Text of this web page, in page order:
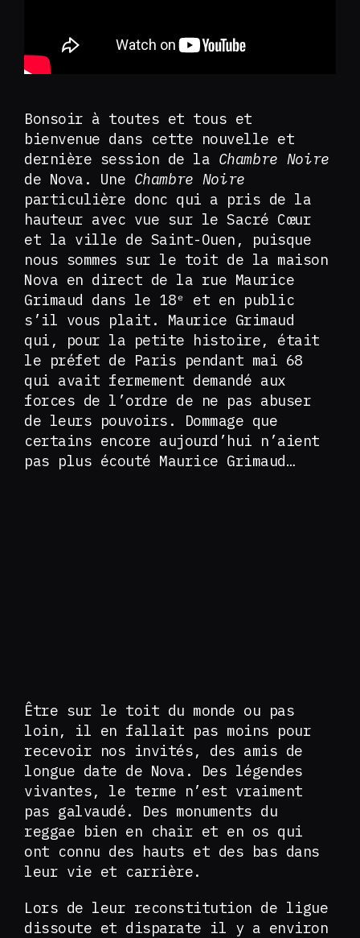
Bonsoir à toutes et tous et
bienvenue dans cette nouvelle et
dernière session de la Chambre Noire
de Nova. Une Chambre Noire
particulière donc qui a pris de la
hauteur avec vue sur le Sacré Cœur
et la ville de Saint-Ouen, puisque
nous sommes sur le toit de la maison
Nova en direct de la rue Maurice
Grimaud dans le 18ᵉ et en public
s’il vous plait. Maurice Grimaud
qui, pour la petite histoire, était
le préfet de Paris pendant mai 68
qui avait fermement demandé aux
forces de l’ordre de ne pas abuser
de leurs pouvoirs. Dommage que
certains encore aujourd’hui n’aient
pas plus écouté Maurice Grimaud…
Être sur le toit du monde ou pas
loin, il en fallait pas moins pour
recevoir nos invités, des amis de
longue date de Nova. Des légendes
vivantes, le terme n’est vraiment
pas galvaudé. Des monuments du
reggae bien en chair et en os qui
ont connu des hauts et des bas dans
leur vie et carrière.
Lors de leur reconstitution de ligue
dissoute et disparate il y a environ